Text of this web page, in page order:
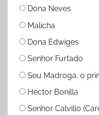
Dona Neves
Malicha
Dona Edwiges
Senhor Furtado
Seu Madroga, o
Héctor Bonilla
Senhor Calvillo